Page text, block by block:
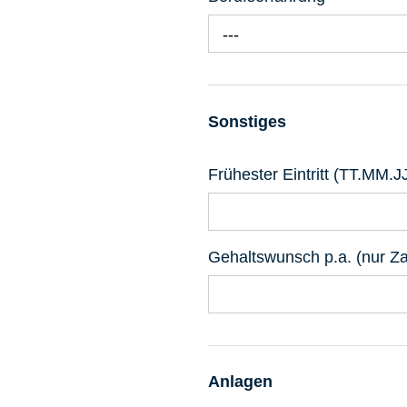
---
Sonstiges
Frühester Eintritt
Gehaltswunsch p.a. (nur
Anlagen